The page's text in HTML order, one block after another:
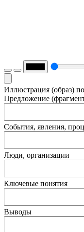
Иллюстрация (образ)
Предложение
События, явления,
Люди, организации
Ключевые понятия
Выводы